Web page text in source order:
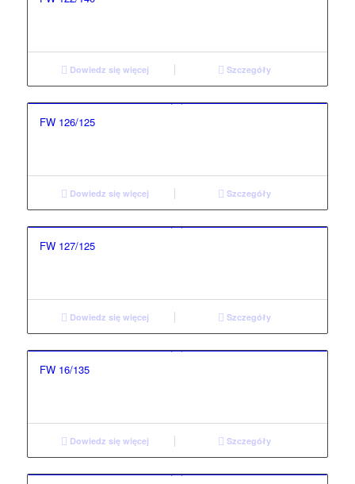
Dowiedz się więcej Szczegóły
FW 126/125
Dowiedz się więcej Szczegóły
FW 127/125
Dowiedz się więcej Szczegóły
FW 16/135
Dowiedz się więcej Szczegóły